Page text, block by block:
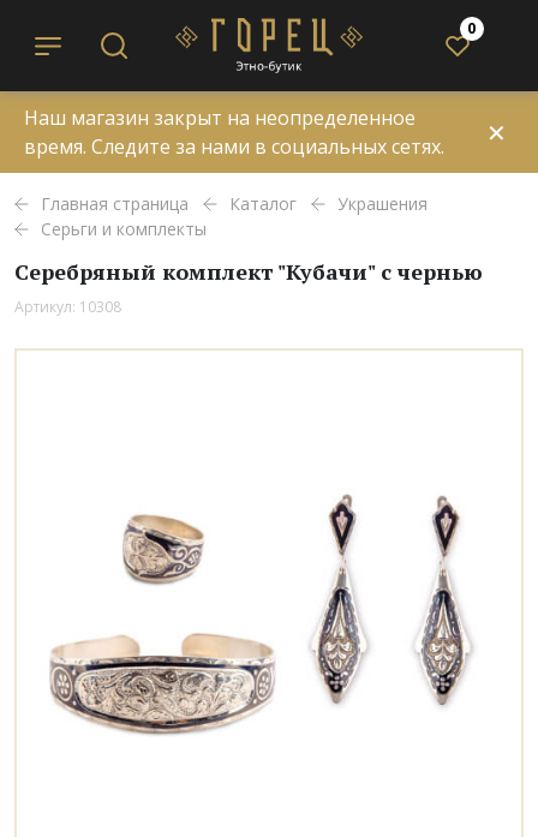
0
Наш магазин закрыт на неопределенное
время. Следите за нами в социальных сетях.
✕
Главная страница Каталог
Украшения
Серьги и комплекты
Серебряный комплект "Кубачи" с чернью
Артикул: 10308